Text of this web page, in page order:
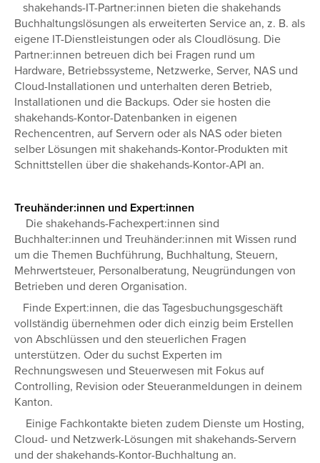
shakehands-IT-Partner:innen bieten die shakehands
Buchhaltungslösungen als erweiterten Service an, z. B. als
eigene IT-Dienstleistungen oder als Cloudlösung. Die
Partner:innen betreuen dich bei Fragen rund um
Hardware, Betriebssysteme, Netzwerke, Server, NAS und
Cloud-Installationen und unterhalten deren Betrieb,
Installationen und die Backups. Oder sie hosten die
shakehands-Kontor-Datenbanken in eigenen
Rechencentren, auf Servern oder als NAS oder bieten
selber Lösungen mit shakehands-Kontor-Produkten mit
Schnittstellen über die shakehands-Kontor-API an.
Treuhänder:innen und Expert:innen
Die shakehands-Fachexpert:innen sind
Buchhalter:innen und Treuhänder:innen mit Wissen rund
um die Themen Buchführung, Buchhaltung, Steuern,
Mehrwertsteuer, Personalberatung, Neugründungen von
Betrieben und deren Organisation.
Finde Expert:innen, die das Tagesbuchungsgeschäft
vollständig übernehmen oder dich einzig beim Erstellen
von Abschlüssen und den steuerlichen Fragen
unterstützen. Oder du suchst Experten im
Rechnungswesen und Steuerwesen mit Fokus auf
Controlling, Revision oder Steueranmeldungen in deinem
Kanton.
Einige Fachkontakte bieten zudem Dienste um Hosting,
Cloud- und Netzwerk-Lösungen mit shakehands-Servern
und der shakehands-Kontor-Buchhaltung an.